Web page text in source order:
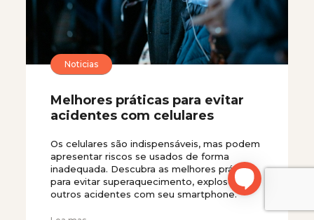
Noticias
Melhores práticas para evitar
acidentes com celulares
Os celulares são indispensáveis, mas podem
apresentar riscos se usados de forma
inadequada. Descubra as melhores práticas
para evitar superaquecimento, explosões e
outros acidentes com seu smartphone.